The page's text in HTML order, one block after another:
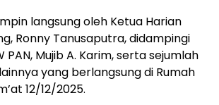
langsung oleh Ketua Harian
Ronny Tanusaputra, didampingi
PAN, Mujib A. Karim, serta sejumlah
yang berlangsung di Rumah
12/12/2025.